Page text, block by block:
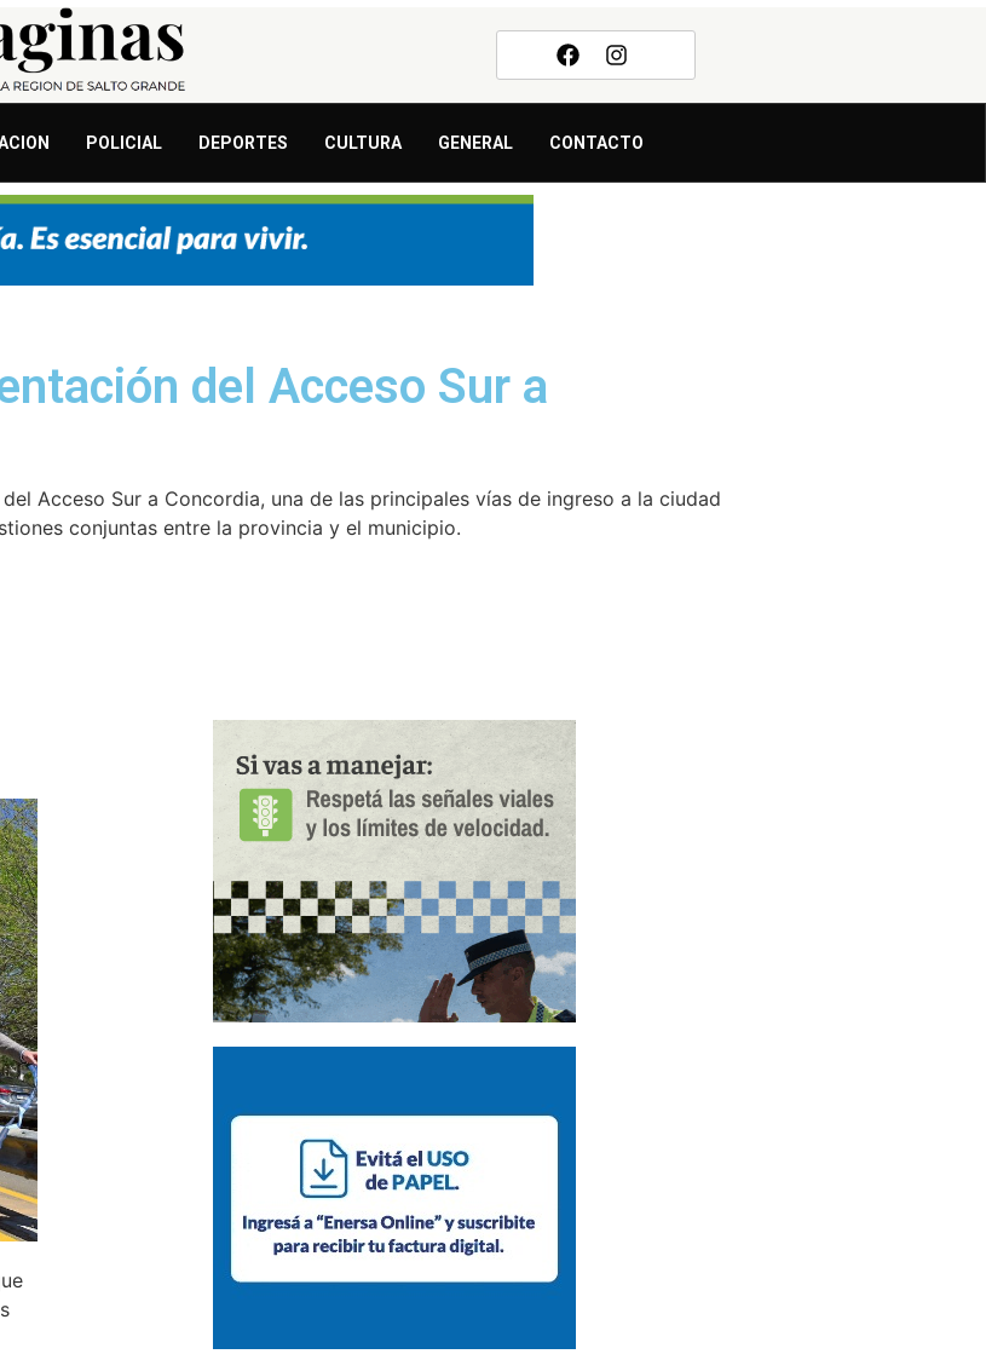
POLICIAL DEPORTES CULTURA GENERAL CONTACTO
del Acceso Sur a
Acceso Sur a Concordia, una de las principales vías de ingreso a la ciudad
conjuntas entre la provincia y el municipio.